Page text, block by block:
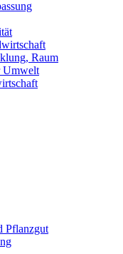
Raum
Umwelt
Pflanzgut